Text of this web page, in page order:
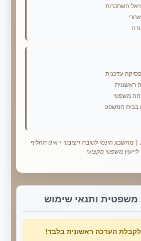
השתכרות
עדכנית
ראשונית
משפטי
בבית המשפט
עדכון אחרון: יולי 2025 | מחשבון חינמי לטובת הציבור • אינו תחליף
לייעוץ משפטי מקצועי
משפטית ותנאי שימוש
לקבלת הערכה ראשונית בלבד!